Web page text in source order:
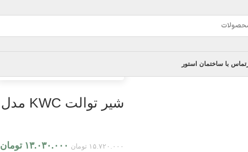
تماس با ساختمان استور
شیر توالت KWC مدل زو
۱۵.۷۲۰.۰۰۰ تومان ۱۳.۰۳۰.۰۰۰ تومان